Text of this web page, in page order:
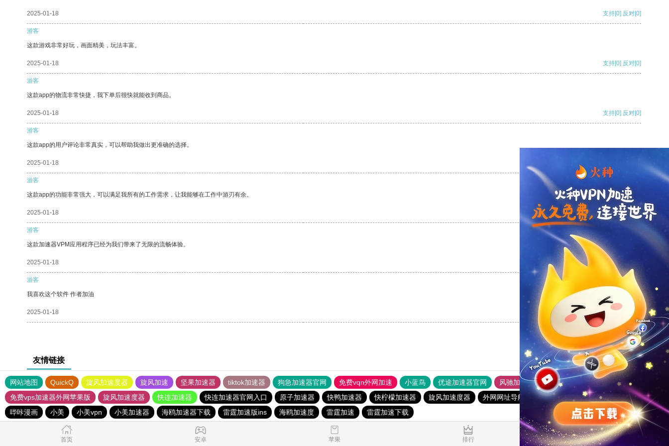
2025-01-18 支持[0] 反对[0]
游客
这款游戏非常好玩，画面精美，玩法丰富。
2025-01-18 支持[0] 反对[0]
游客
这款app的物流非常快捷，我下单后很快就能收到商品。
2025-01-18 支持[0] 反对[0]
游客
这款app的用户评论非常真实，可以帮助我做出更准确的选择。
2025-01-18
游客
这款app的功能非常强大，可以满足我所有的工作需求，让我能够在工作中游刃有余。
2025-01-18 支持 [0] 反对[0]
游客
这款加速器VPM应用程序已经为我们带来了无限的流畅体验。
2025-01-18 支持[0] 反对
游客
我喜欢这个软件 作者加油
2025-01-18 支持[0] 反对[0]
友情链接
网站地图 QuickQ 旋风加速度器 旋风加速 坚果加速器 tiktok加速器 狗急加速器官网 免费vqn外网加速 小蓝鸟 优途加速器官网 风驰加速器
旋风加速器
免费vps加速器外网苹果版
旋风加速度器 快连加速器 快连加速器官网入口 原子加速器 快鸭加速器 快柠檬加速器 旋风加速度器 外网网址导航 软件中心 雷霆加速
狂飙加速器
哔咔漫画
小美 小美vpn 小美加速器 海鸥加速器下载 雷霆加速版ins 海鸥加速度 雷霆加速 雷霆加速下载
首页 安卓 苹果 排行 推荐